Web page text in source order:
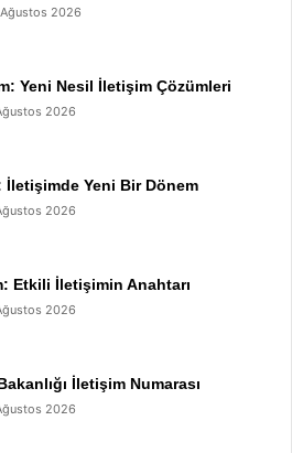
2026
Yeni Nesil İletişim Çözümleri
2026
İletişimde Yeni Bir Dönem
2026
Etkili İletişimin Anahtarı
2026
İletişim Numarası
2026